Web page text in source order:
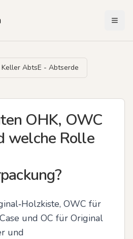
Keller AbtsE - Abtserde
OHK, OWC
welche Rolle
OWC für
und OC für Original
und